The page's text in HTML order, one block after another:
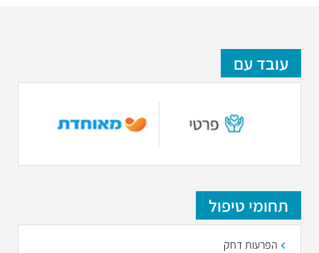
עובד עם
תחומי טיפול
הפרעות דחק